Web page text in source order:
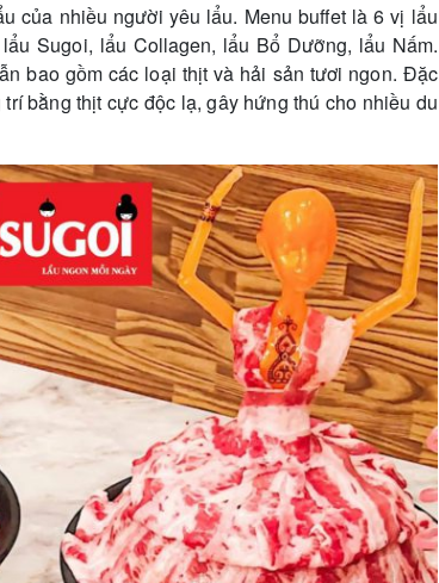
của nhiều người yêu lẩu. Menu buffet là 6 vị lẩu
Sugoi, lẩu Collagen, lẩu Bổ Dưỡng, lẩu Nấm.
bao gồm các loại thịt và hải sản tươi ngon. Đặc
bằng thịt cực độc lạ, gây hứng thú cho nhiều du